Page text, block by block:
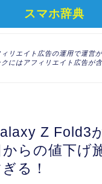
スマホ辞典
リエイト広告の運用で運営が
にはアフィリエイト広告が含
Z Fold3
からの値下げ
る！